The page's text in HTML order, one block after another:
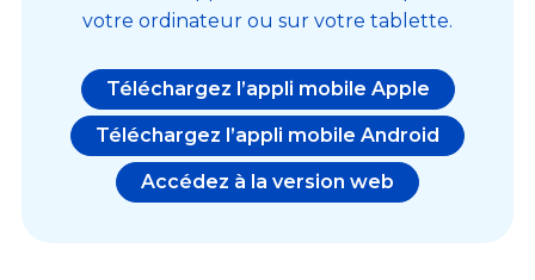
votre ordinateur ou sur votre tablette.
Téléchargez l’appli mobile Apple
Téléchargez l’appli mobile Android
Accédez à la version web